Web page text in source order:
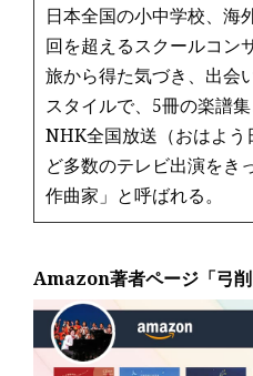
日本全国の小中学校、海
回を超えるスクールコン
旅から得た気づき、出会
スタイルで、5冊の楽譜集
NHK全国放送（おはよ
ど多数のテレビ出演をき
作曲家」と呼ばれる。
Amazon著者ページ「弓削